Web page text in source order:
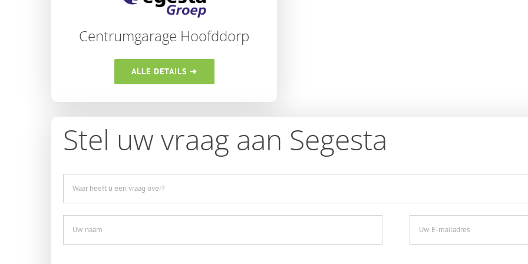
Centrumgarage Hoofddorp
ALLE DETAILS ➜
Stel uw vraag aan Segesta